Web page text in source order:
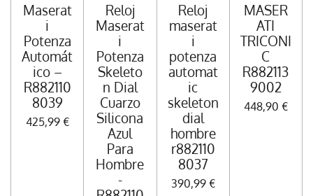
Maserat
i
Potenza
Automát
ico –
R882110
8039
425,99 €
Reloj
Maserat
i
Potenza
Skeleto
n Dial
Cuarzo
Silicona
Azul
Para
Hombre
-
Reloj
maserat
i
potenza
automat
ic
skeleton
dial
hombre
r882110
8037
390,99 €
MASER
ATI
TRICONI
C
R882113
9002
448,90 €